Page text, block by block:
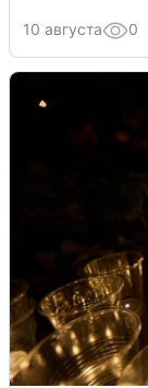
10 августа 0